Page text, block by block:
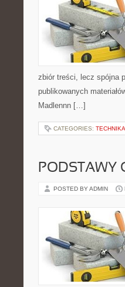
zbiór treści, lecz spójna
publikowanych
Madlennn […]
CATEGORIES:
PODSTAWY
POSTED BY ADMIN